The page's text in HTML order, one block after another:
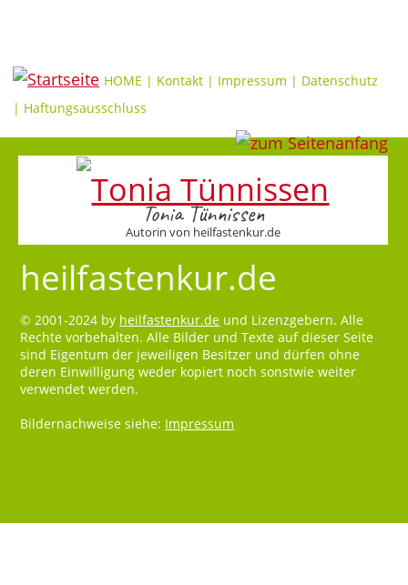
HOME | Kontakt | Impressum | Datenschutz
| Haftungsausschluss
Tonia Tünnissen
Autorin von heilfastenkur.de
heilfastenkur.de
© 2001-2024 by heilfastenkur.de und Lizenzgebern. Alle
Rechte vorbehalten. Alle Bilder und Texte auf dieser Seite
sind Eigentum der jeweiligen Besitzer und dürfen ohne
deren Einwilligung weder kopiert noch sonstwie weiter
verwendet werden.
Bildernachweise siehe: Impressum